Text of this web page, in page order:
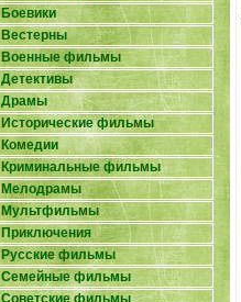
Боевики
Вестерны
Военные фильмы
Детективы
Драмы
Исторические фильмы
Комедии
Криминальные фильмы
Мелодрамы
Мультфильмы
Приключения
Русские фильмы
Семейные фильмы
Советские фильмы